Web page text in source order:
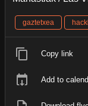
gaztetxea
Copy link
Add to